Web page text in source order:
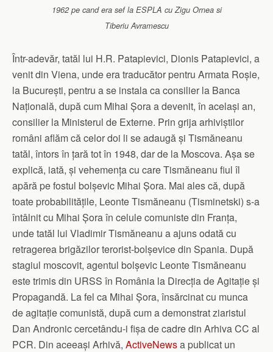
1962 pe cand era sef la ESPLA cu Zigu Ornea si
Tiberiu Avramescu
Într-adevăr, tatăl lui H.R. Patapievici, Dionis Patapievici, a
venit din Viena, unde era traducător pentru Armata Roșie,
la București, pentru a se instala ca consilier la Banca
Națională, după cum Mihai Șora a devenit, în același an,
consilier la Ministerul de Externe. Prin grija arhiviștilor
români aflăm că celor doi li se adaugă și Tismăneanu
tatăl, întors în țară tot în 1948, dar de la Moscova. Așa se
explică, iată, și vehemența cu care Tismăneanu fiul îl
apără pe fostul bolșevic Mihai Șora. Mai ales că, după
toate probabilitățile, Leonte Tismăneanu (Tisminetski) s-a
întâlnit cu Mihai Șora în celule comuniste din Franța,
unde tatăl lui Vladimir Tismăneanu a ajuns odată cu
retragerea brigăzilor terorist-bolșevice din Spania. După
stagiul moscovit, agentul bolșevic Leonte Tismăneanu
este trimis din URSS în România la Direcția de Agitație și
Propagandă. La fel ca Mihai Șora, însărcinat cu munca
de agitație comunistă, după cum a demonstrat ziaristul
Dan Andronic cercetându-i fișa de cadre din Arhiva CC al
PCR. Din aceeași Arhivă, ActiveNewsa publicat un